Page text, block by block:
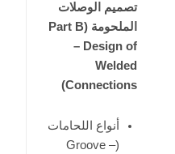
تصميم الوصلات
الملحومة (Part B
– Design of
Welded
Connections)
أنواع اللحامات
(Groove –